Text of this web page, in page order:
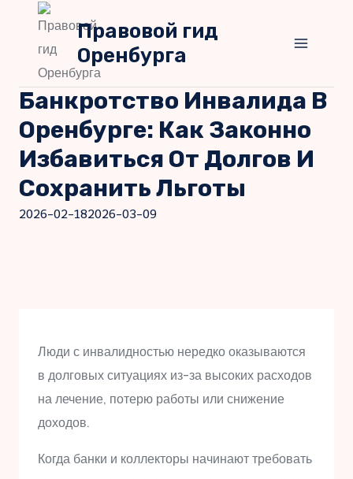
Перейти
содержимому
Правовой гид
Оренбурга
Банкротство Инвалида В
Оренбурге: Как Законно
Избавиться От Долгов И
Сохранить Льготы
2026-02-182026-03-09
Люди с инвалидностью нередко оказываются
в долговых ситуациях из-за высоких расходов
на лечение, потерю работы или снижение
доходов.
Когда банки и коллекторы начинают требовать